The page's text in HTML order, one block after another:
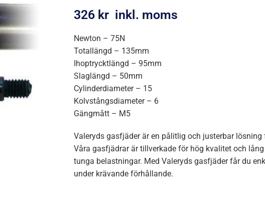
326 kr inkl. moms
Newton – 75N
Totallängd – 135mm
Ihoptrycktlängd – 95mm
Slaglängd – 50mm
Cylinderdiameter – 15
Kolvstångsdiameter – 6
Gängmått – M5
Valeryds gasfjäder är en pålitlig och justerbar
Våra gasfjädrar är tillverkade för hög kvalitet och
tunga belastningar. Med Valeryds gasfjäder får du
under krävande förhållande.